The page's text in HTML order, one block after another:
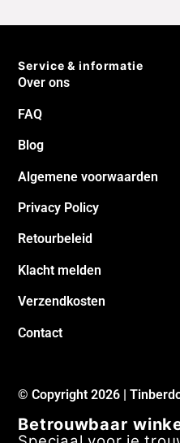
Service & informatie
Over ons
FAQ
Blog
Algemene voorwaarden
Privacy Policy
Retourbeleid
Klacht melden
Verzendkosten
Contact
© Copyright 2026 |
Betrouwbaar